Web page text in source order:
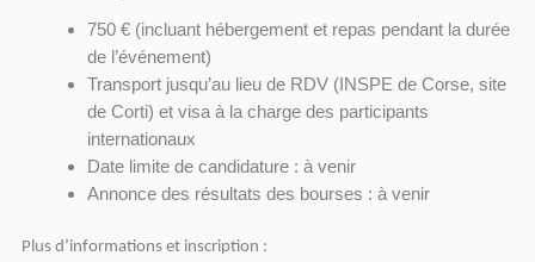
750 € (incluant hébergement et repas pendant la durée
de l’événement)
Transport jusqu’au lieu de RDV (INSPE de Corse, site
de Corti) et visa à la charge des participants
internationaux
Date limite de candidature : à venir
Annonce des résultats des bourses : à venir
Plus d’informations et inscription :